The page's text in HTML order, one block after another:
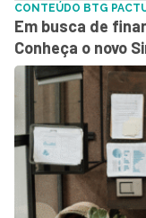
CONTEÚDO BTG
Em busca de
Conheça o novo